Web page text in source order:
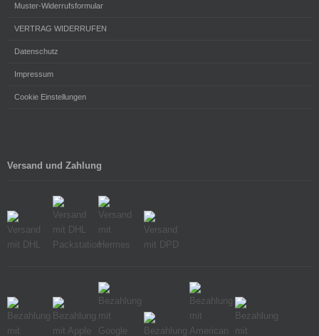
Muster-Widerrufsformular
VERTRAG WIDERRUFEN
Datenschutz
Impressum
Cookie Einstellungen
Versand und Zahlung